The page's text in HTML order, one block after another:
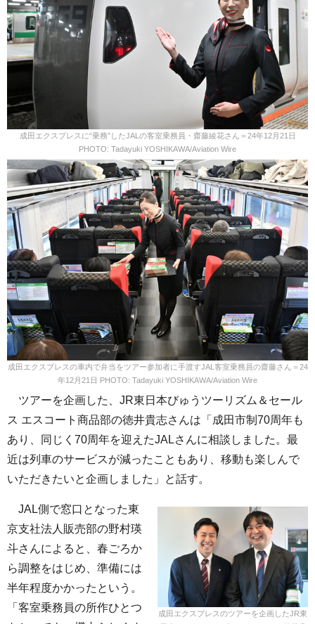
成田エクスプレスに“乗務”したJALの客室乗務員・齋藤綾花さん＝24年12月21日
PHOTO: Tadayuki YOSHIKAWA/Aviation Wire
成田エクスプレスの車内で弁当をツアー参加者に手渡すJAL客室乗務員の齋藤さん＝24
年12月21日 PHOTO: Tadayuki YOSHIKAWA/Aviation Wire
ツアーを企画した、JR東日本びゅうツーリズム＆セール
ス エスコート商品部の徳井貴志さんは「成田市制70周年も
あり、同じく70周年を迎えたJALさんに相談しました。最
近は列車のサービスが減ったこともあり、移動も楽しんで
いただきたいと企画しました」と話す。
成田エクスプレスのツアーを企画したJR東
JAL側で窓口となった東
京支社法人販売部の野村瑛
斗さんによると、春ごろか
ら調整をはじめ、準備には
半年程度かかったという。
「客室乗務員の所作ひとつ